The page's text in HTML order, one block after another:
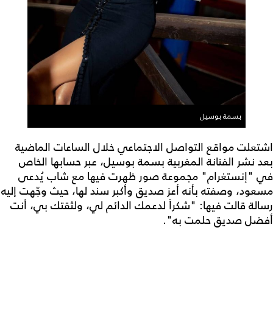
بسمة بوسيل
اشتعلت مواقع التواصل الاجتماعي خلال الساعات الماضية
بعد نشر الفنانة المغربية بسمة بوسيل، عبر حسابها الخاص
في "إنستغرام" مجموعة صور ظهرت فيها مع شاب يُدعى
مسعود، وصفته بأنه أعز صديق وأكبر سند لها، حيث وجّهت إليه
رسالة قالت فيها: "شكراً لدعمك الدائم لي، ولثقتك بي، أنت
أفضل صديق حلمت به".